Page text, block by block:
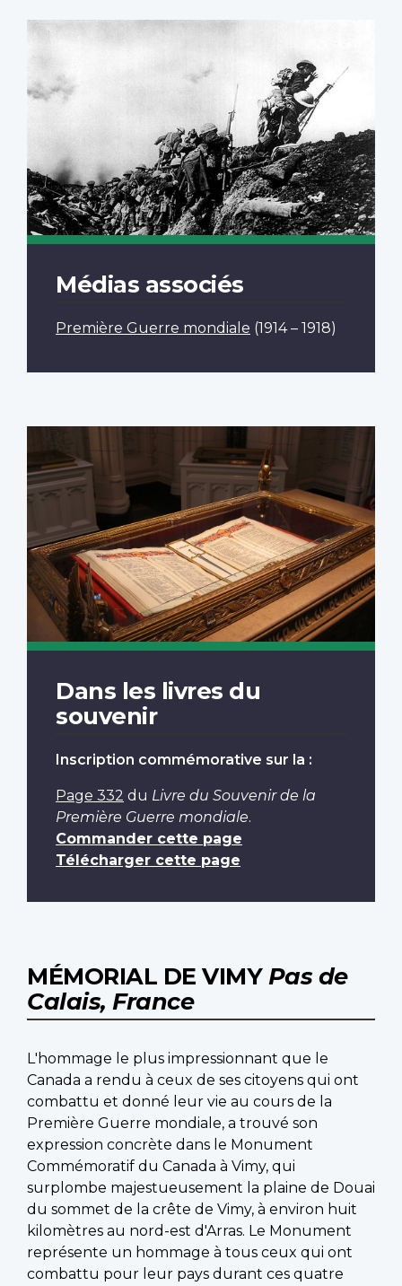
Médias associés
Première Guerre mondiale (1914 – 1918)
Dans les livres du
souvenir
Inscription commémorative sur la :
Page 332 du Livre du Souvenir de la
Première Guerre mondiale.
Commander cette page
Télécharger cette page
MÉMORIAL DE VIMYPas de
Calais, France
L'hommage le plus impressionnant que le
Canada a rendu à ceux de ses citoyens qui ont
combattu et donné leur vie au cours de la
Première Guerre mondiale, a trouvé son
expression concrète dans le Monument
Commémoratif du Canada à Vimy, qui
surplombe majestueusement la plaine de Douai
du sommet de la crête de Vimy, à environ huit
kilomètres au nord-est d'Arras. Le Monument
représente un hommage à tous ceux qui ont
combattu pour leur pays durant ces quatre